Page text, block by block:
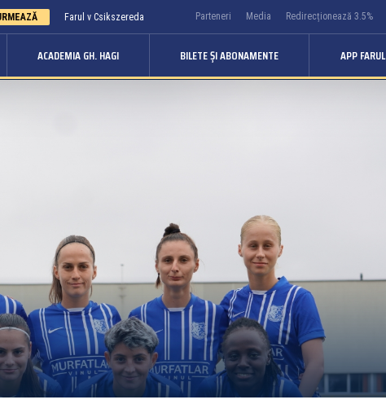
Farul v Csikszereda Parteneri Media Redirecționează 3.5%
ACADEMIA GH. HAGI BILETE ȘI ABONAMENTE APP FARUL